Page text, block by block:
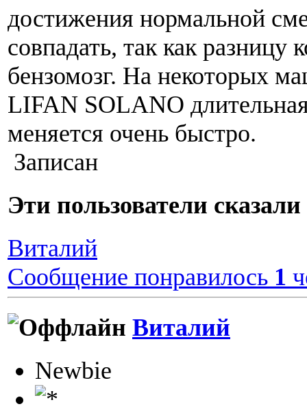
достижения нормальной
совпадать, так как разницу
бензомозг. На некоторых
LIFAN SOLANO
меняется очень быстро.
Записан
Эти пользователи
Виталий
Сообщение понравилось 1
Виталий
Newbie